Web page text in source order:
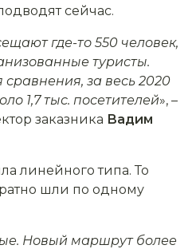
сейчас.
где-то 550 человек,
туристы.
за весь 2020
1,7 тыс. посетителей», –
заказника Вадим
линейного типа. То
шли по одному
Новый маршрут более